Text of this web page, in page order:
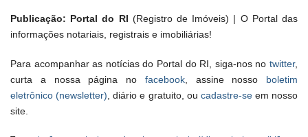
Publicação: Portal do RI (Registro de Imóveis) | O Portal das
informações notariais, registrais e imobiliárias!
Para acompanhar as notícias do Portal do RI, siga-nos no twitter,
curta a nossa página no facebook, assine nosso boletim
eletrônico (newsletter) , diário e gratuito, ou cadastre-seem nosso
site.